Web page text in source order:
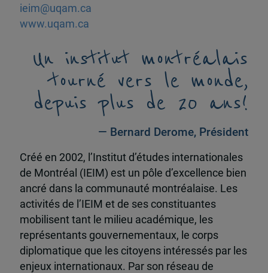
ieim@uqam.ca
www.uqam.ca
Un institut montréalais
tourné vers le monde,
depuis plus de 20 ans!
— Bernard Derome, Président
Créé en 2002, l’Institut d’études internationales
de Montréal (IEIM) est un pôle d’excellence bien
ancré dans la communauté montréalaise. Les
activités de l’IEIM et de ses constituantes
mobilisent tant le milieu académique, les
représentants gouvernementaux, le corps
diplomatique que les citoyens intéressés par les
enjeux internationaux. Par son réseau de